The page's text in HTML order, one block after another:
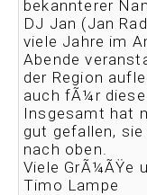
bekannterer
DJ Jan (Jan
viele Jahre im
Abende
der Region
auch fÃ¼r
Insgesamt hat
gut gefallen,
nach oben.
Viele GrÃ¼ÃŸe
Timo Lampe